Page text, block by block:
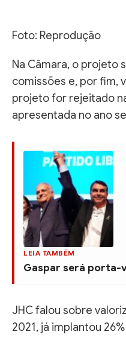
Foto: Reprodução
Na Câmara, o projeto
comissões e, por fim,
projeto for rejeitado
apresentada no ano
LEIA TAMBÉM
Gaspar será porta-
JHC falou sobre
2021, já implantou